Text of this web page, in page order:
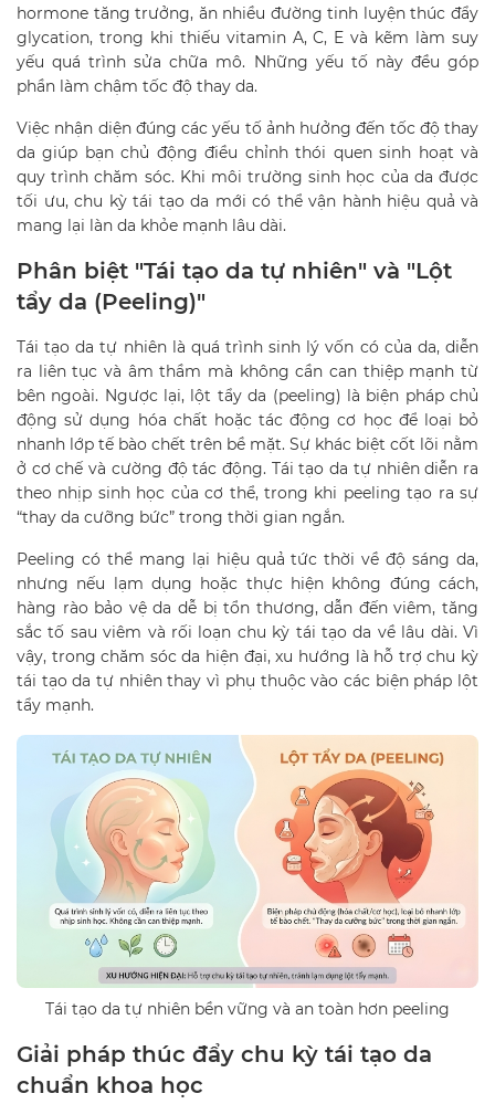
hormone tăng trưởng, ăn nhiều đường tinh luyện thúc đẩy
glycation, trong khi thiếu vitamin A, C, E và kẽm làm suy
yếu quá trình sửa chữa mô. Những yếu tố này đều góp
phần làm chậm tốc độ thay da.
Việc nhận diện đúng các yếu tố ảnh hưởng đến tốc độ thay
da giúp bạn chủ động điều chỉnh thói quen sinh hoạt và
quy trình chăm sóc. Khi môi trường sinh học của da được
tối ưu, chu kỳ tái tạo da mới có thể vận hành hiệu quả và
mang lại làn da khỏe mạnh lâu dài.
Phân biệt "Tái tạo da tự nhiên" và "Lột
tẩy da (Peeling)"
Tái tạo da tự nhiên là quá trình sinh lý vốn có của da, diễn
ra liên tục và âm thầm mà không cần can thiệp mạnh từ
bên ngoài. Ngược lại, lột tẩy da (peeling) là biện pháp chủ
động sử dụng hóa chất hoặc tác động cơ học để loại bỏ
nhanh lớp tế bào chết trên bề mặt. Sự khác biệt cốt lõi nằm
ở cơ chế và cường độ tác động. Tái tạo da tự nhiên diễn ra
theo nhịp sinh học của cơ thể, trong khi peeling tạo ra sự
“thay da cưỡng bức” trong thời gian ngắn.
Peeling có thể mang lại hiệu quả tức thời về độ sáng da,
nhưng nếu lạm dụng hoặc thực hiện không đúng cách,
hàng rào bảo vệ da dễ bị tổn thương, dẫn đến viêm, tăng
sắc tố sau viêm và rối loạn chu kỳ tái tạo da về lâu dài. Vì
vậy, trong chăm sóc da hiện đại, xu hướng là hỗ trợ chu kỳ
tái tạo da tự nhiên thay vì phụ thuộc vào các biện pháp lột
tẩy mạnh.
Tái tạo da tự nhiên bền vững và an toàn hơn peeling
Giải pháp thúc đẩy chu kỳ tái tạo da
chuẩn khoa học